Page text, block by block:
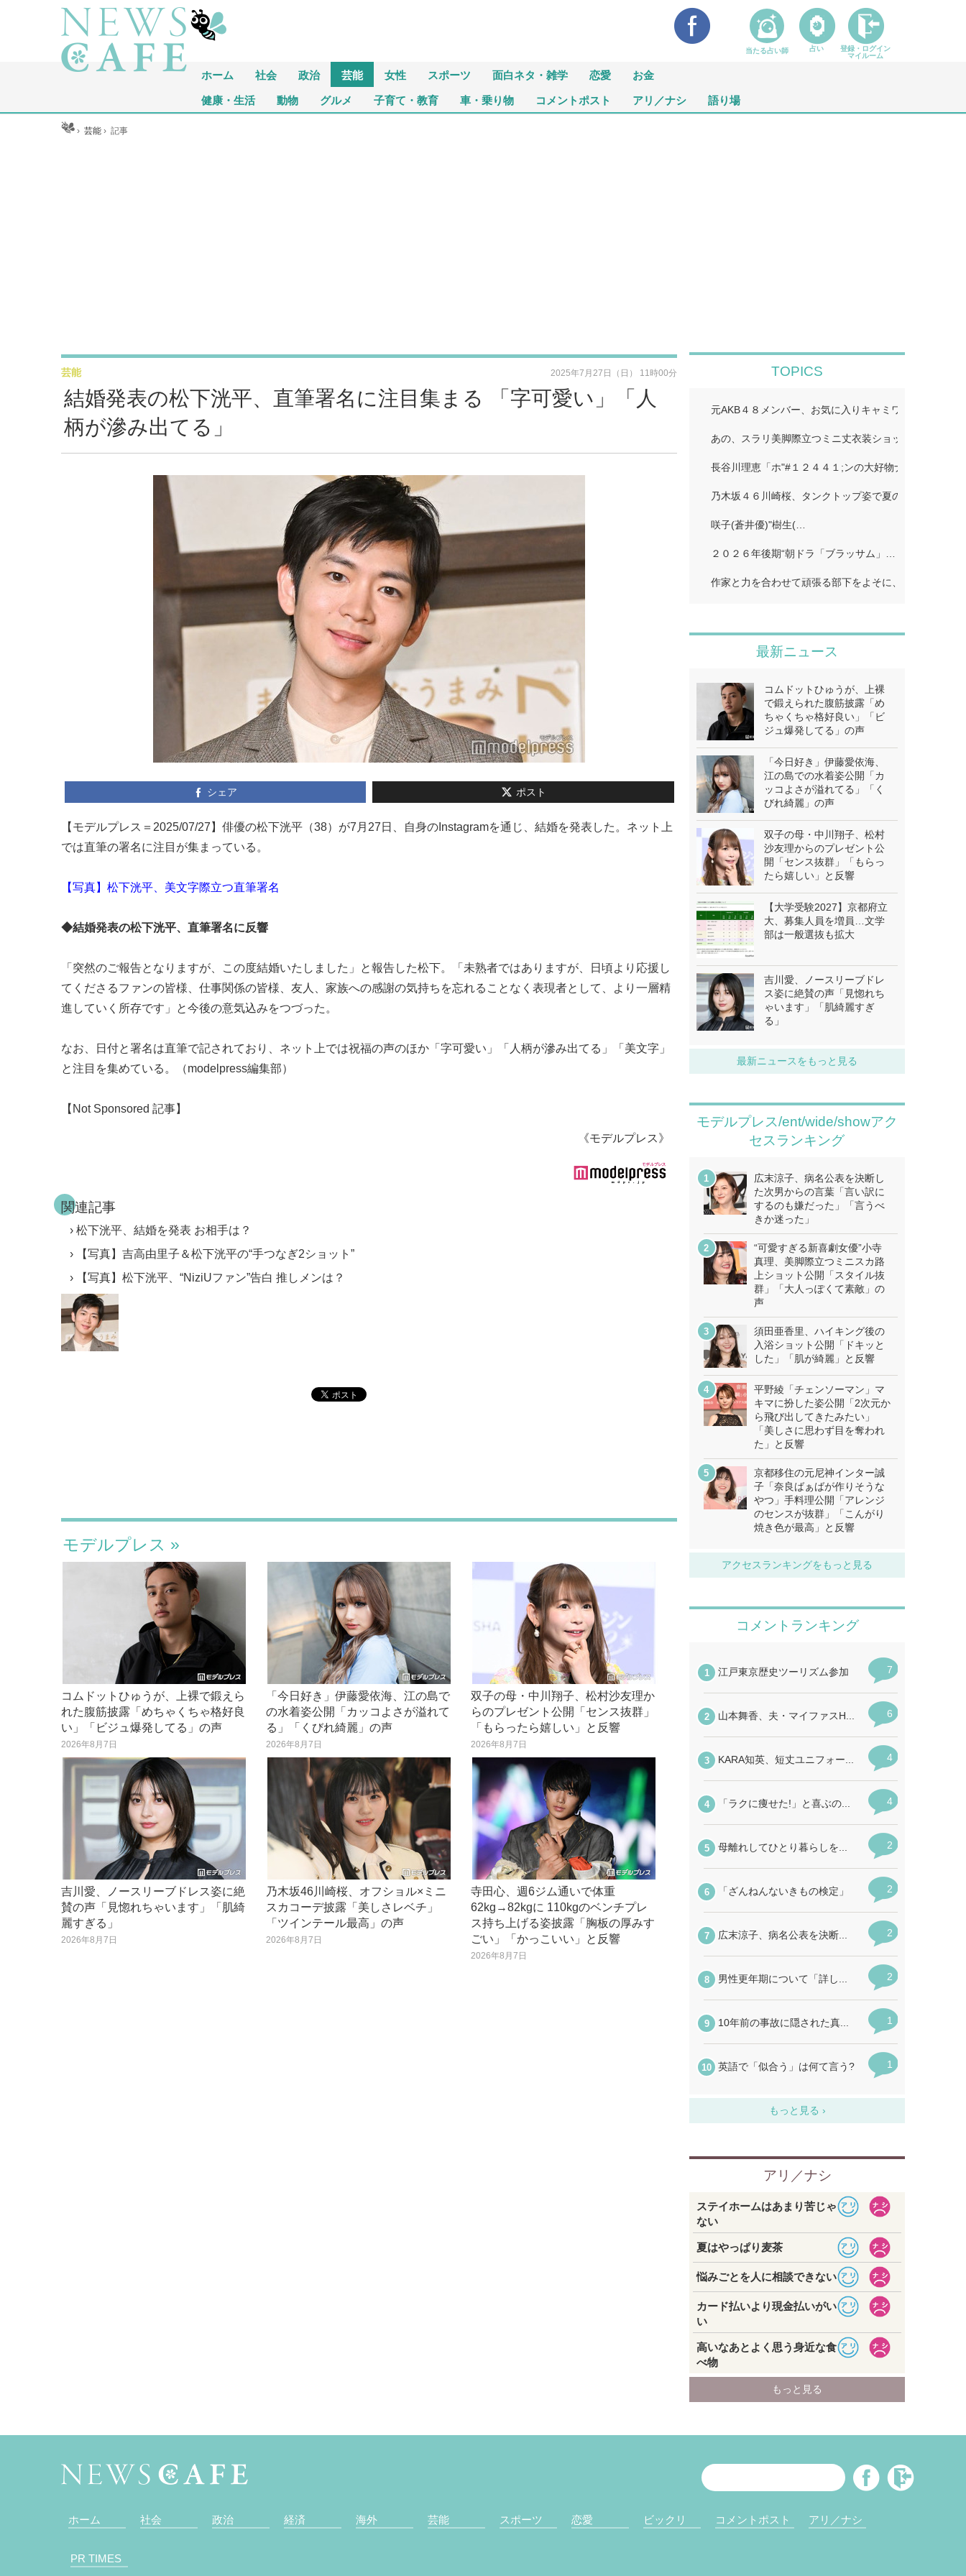
ホーム 社会 政治 芸能 女性 スポーツ 面白ネタ・雑学 恋愛 お金
健康・生活 動物 グルメ 子育て・教育 車・乗り物 コメントポスト アリ／ナシ 語り場
ホーム ›芸能 ›記事
結婚発表の松下洸平、直筆署名に注目集まる 「字可愛い」「人
柄が滲み出てる」
芸能 2025年7月27日（日） 11時00分
シェア ポスト
【モデルプレス＝2025/07/27】俳優の松下洸平（38）が7月27日、自身のInstagramを通じ、結婚を発表した。ネット上
では直筆の署名に注目が集まっている。
【写真】松下洸平、美文字際立つ直筆署名
◆結婚発表の松下洸平、直筆署名に反響
「突然のご報告となりますが、この度結婚いたしました」と報告した松下。「未熟者ではありますが、日頃より応援し
てくださるファンの皆様、仕事関係の皆様、友人、家族への感謝の気持ちを忘れることなく表現者として、より一層精
進していく所存です」と今後の意気込みをつづった。
なお、日付と署名は直筆で記されており、ネット上では祝福の声のほか「字可愛い」「人柄が滲み出てる」「美文字」
と注目を集めている。（modelpress編集部）
【Not Sponsored 記事】
《モデルプレス》
関連記事
松下洸平、結婚を発表 お相手は？
【写真】吉高由里子＆松下洸平の“手つなぎ2ショット”
【写真】松下洸平、“NiziUファン”告白 推しメンは？
モデルプレス
コムドットひゅうが、上裸で鍛えら
れた腹筋披露「めちゃくちゃ格好良
い」「ビジュ爆発してる」の声
2026年8月7日
「今日好き」伊藤愛依海、江の島で
の水着姿公開「カッコよさが溢れて
る」「くびれ綺麗」の声
2026年8月7日
双子の母・中川翔子、松村沙友理か
らのプレゼント公開「センス抜群」
「もらったら嬉しい」と反響
2026年8月7日
吉川愛、ノースリーブドレス姿に絶
賛の声「見惚れちゃいます」「肌綺
麗すぎる」
2026年8月7日
乃木坂46川崎桜、オフショル×ミニ
スカコーデ披露「美しさレベチ」
「ツインテール最高」の声
2026年8月7日
寺田心、週6ジム通いで体重
62kg→82kgに 110kgのベンチプレ
ス持ち上げる姿披露「胸板の厚みす
ごい」「かっこいい」と反響
2026年8月7日
TOPICS
元AKB４８メンバー、お気に入りキャミワンピで美ス
あの、スラリ美脚際立つミニ丈衣装ショット公開「二
長谷川理恵「ホ"#１２４４１;ンの大好物ナホ"#１２４
乃木坂４６川崎桜、タンクトップ姿で夏のワンシーン
咲子(蒼井優)"樹生(…
２０２６年後期“朝ドラ「ブラッサム」…
作家と力を合わせて頑張る部下をよそに、上司は陰で
最新ニュース
コムドットひゅうが、上裸
で鍛えられた腹筋披露「め
ちゃくちゃ格好良い」「ビ
ジュ爆発してる」の声
「今日好き」伊藤愛依海、
江の島での水着姿公開「カ
ッコよさが溢れてる」「く
びれ綺麗」の声
双子の母・中川翔子、松村
沙友理からのプレゼント公
開「センス抜群」「もらっ
たら嬉しい」と反響
【大学受験2027】京都府立
大、募集人員を増員…文学
部は一般選抜も拡大
吉川愛、ノースリーブドレ
ス姿に絶賛の声「見惚れち
ゃいます」「肌綺麗すぎ
る」
最新ニュースをもっと見る
モデルプレス/ent/wide/showアク
セスランキング
広末涼子、病名公表を決断し
た次男からの言葉「言い訳に
するのも嫌だった」「言うべ
きか迷った」
“可愛すぎる新喜劇女優”小寺
真理、美脚際立つミニスカ路
上ショット公開「スタイル抜
群」「大人っぽくて素敵」の
声
須田亜香里、ハイキング後の
入浴ショット公開「ドキッと
した」「肌が綺麗」と反響
平野綾「チェンソーマン」マ
キマに扮した姿公開「2次元か
ら飛び出してきたみたい」
「美しさに思わず目を奪われ
た」と反響
京都移住の元尼神インター誠
子「奈良ばぁばが作りそうな
やつ」手料理公開「アレンジ
のセンスが抜群」「こんがり
焼き色が最高」と反響
アクセスランキングをもっと見る
ホーム 社会 政治 経済 海外 芸能 スポーツ 恋愛 ビックリ コメントポスト アリ／ナシ
PR TIMES
当たる占い師 占い
登録・ログイン
マイルーム